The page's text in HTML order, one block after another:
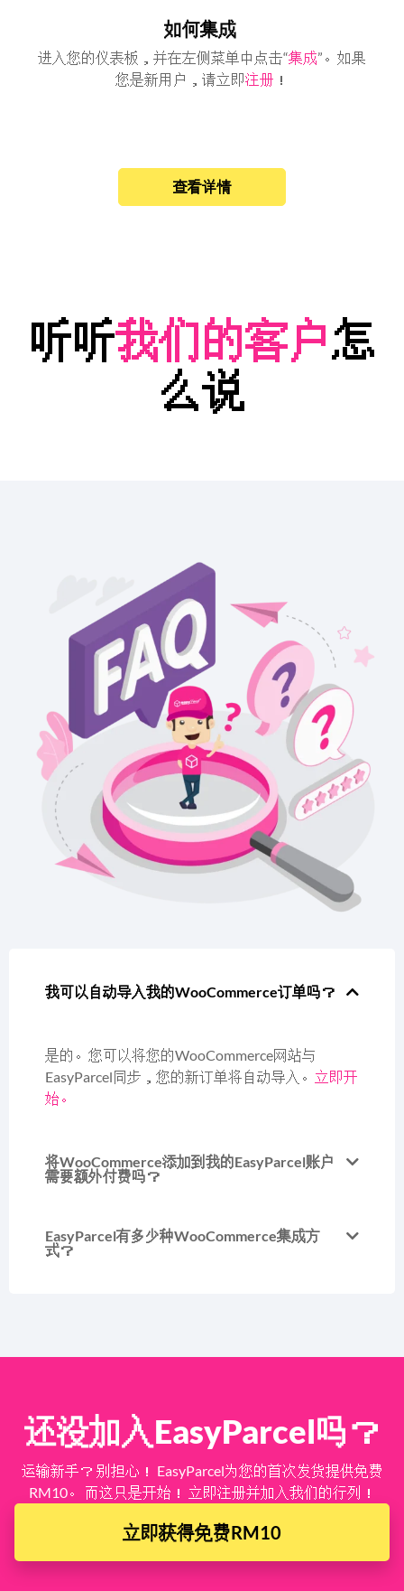
如何集成
进入您的仪表板，并在左侧菜单中点击“集成”。如果
您是新用户，请立即注册 ！
查看详情
听听我们的客户怎
么说
我可以自动导入我的WooCommerce订单吗？
是的。您可以将您的WooCommerce网站与
EasyParcel同步，您的新订单将自动导入。 立即开
始。
将WooCommerce添加到我的EasyParcel账户
需要额外付费吗？
EasyParcel有多少种WooCommerce集成方
式？
还没加入EasyParcel吗？
运输新手？ 别担心！ EasyParcel为您的首次发货提供免费
RM10。 而这只是开始！ 立即注册并加入我们的行列！
立即获得免费RM10